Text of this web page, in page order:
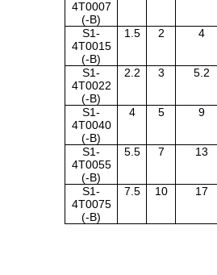
4T0007
(-B)
S1-
4T0015
(-B)
1.5 2 4
S1-
4T0022
(-B)
2.2 3 5.2
S1-
4T0040
(-B)
4 5 9
S1-
4T0055
(-B)
5.5 7 13
S1-
4T0075
(-B)
7.5 10 17